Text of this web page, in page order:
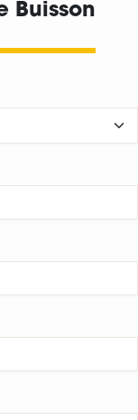
Buisson